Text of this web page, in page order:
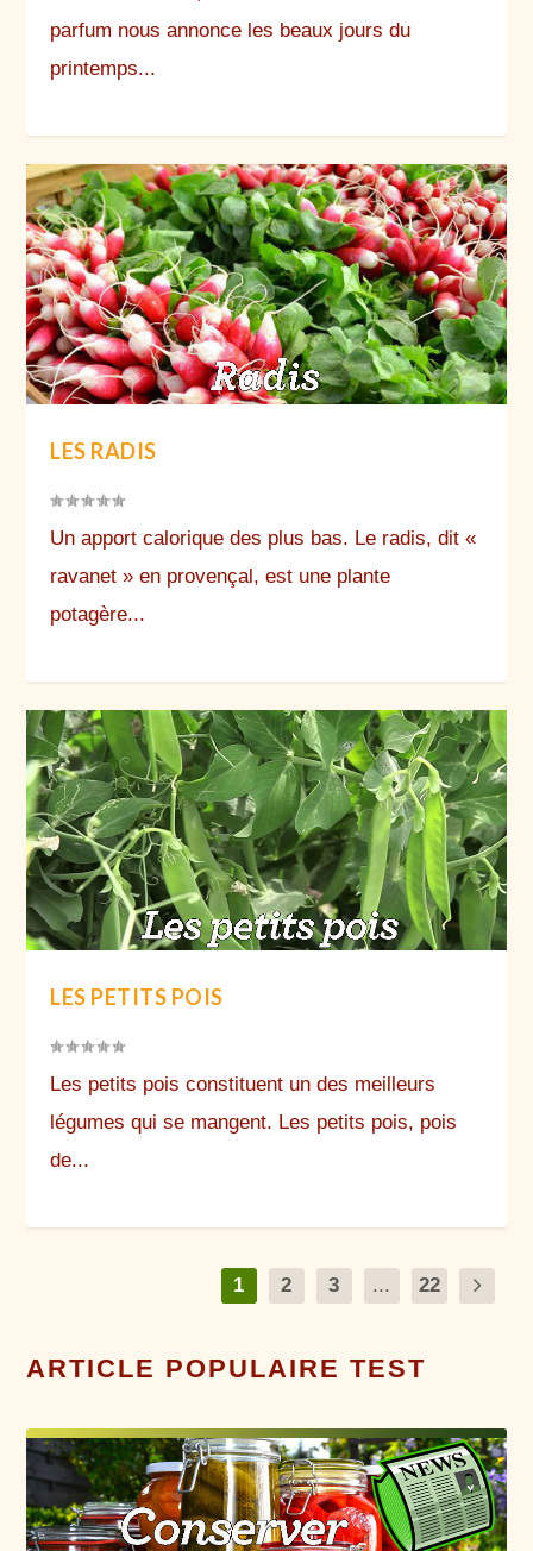
parfum nous annonce les beaux jours du
printemps...
LES RADIS
Un apport calorique des plus bas. Le radis, dit «
ravanet » en provençal, est une plante
potagère...
LES PETITS POIS
Les petits pois constituent un des meilleurs
légumes qui se mangent. Les petits pois, pois
de...
1 2 3 ... 22
ARTICLE POPULAIRE TEST